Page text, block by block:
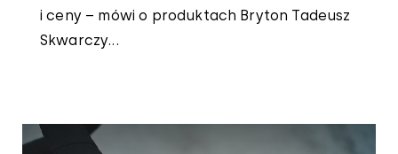
i ceny – mówi o produktach Bryton Tadeusz
Skwarczy...